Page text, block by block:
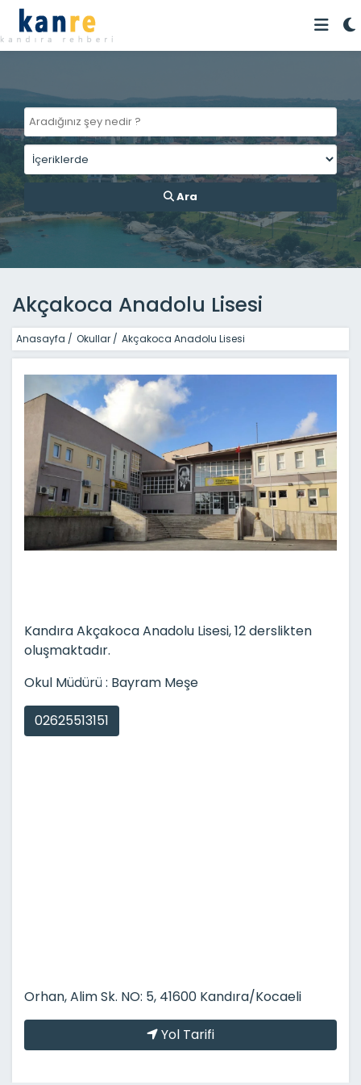
Ara
Akçakoca Anadolu Lisesi
Anasayfa / Okullar / Akçakoca Anadolu Lisesi
Kandıra Akçakoca Anadolu Lisesi, 12 derslikten
oluşmaktadır.
Okul Müdürü : Bayram Meşe
02625513151
Orhan, Alim Sk. NO: 5, 41600 Kandıra/Kocaeli
Yol Tarifi